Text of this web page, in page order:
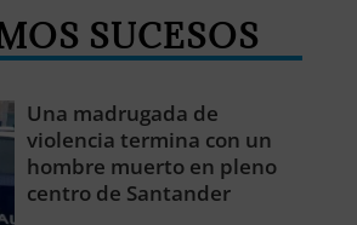
SUCESOS
Una madrugada de
violencia termina con un
hombre muerto en pleno
centro de Santander